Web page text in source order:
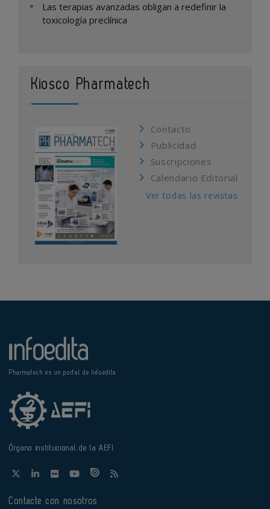
Las terapias avanzadas obligan a redefinir la
toxicología preclínica
Kiosco Pharmatech
Contacto
Publicidad
Suscripciones
Calendario Editorial
Ver todas las revistas
Pharmatech es un portal de Infoedita
Órgano institucional de la AEFI
Contacte con nosotros